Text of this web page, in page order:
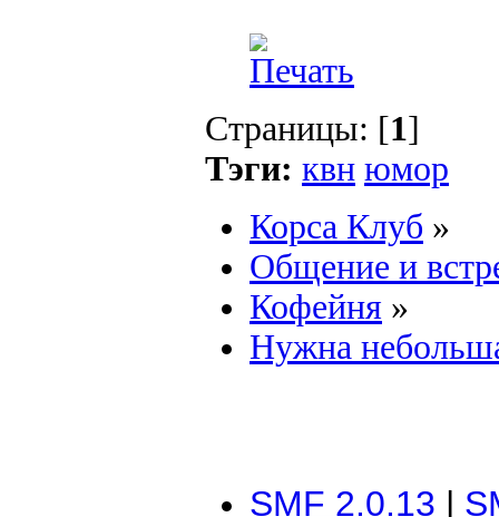
Страницы: [1]
Тэги: квн юмор
Корса Клуб »
Общение и
Кофейня »
Нужна
SMF 2.0.13 |